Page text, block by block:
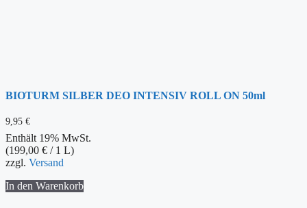
BIOTURM SILBER DEO INTENSIV ROLL ON 50ml
9,95 €
Enthält 19% MwSt.
(199,00 € / 1 L)
zzgl. Versand
In den Warenkorb